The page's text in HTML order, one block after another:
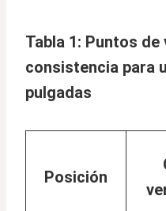
Tabla 1: Puntos
consistencia para
pulgadas
Posición